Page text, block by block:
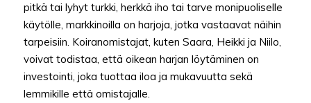
pitkä tai lyhyt turkki, herkkä iho tai tarve monipuoliselle
käytölle, markkinoilla on harjoja, jotka vastaavat näihin
tarpeisiin. Koiranomistajat, kuten Saara, Heikki ja Niilo,
voivat todistaa, että oikean harjan löytäminen on
investointi, joka tuottaa iloa ja mukavuutta sekä
lemmikille että omistajalle.